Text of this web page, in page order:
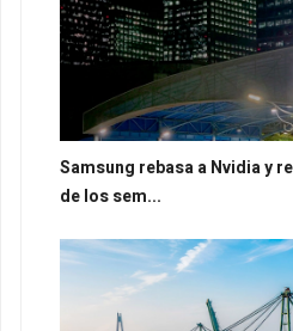
Samsung rebasa a Nvidia y
de los sem...